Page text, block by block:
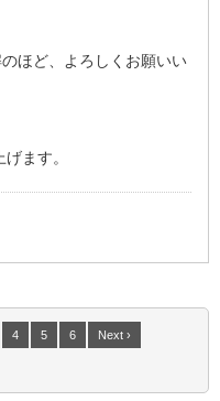
ほど、よろしくお願いい
ます。
4 5 6 Next ›